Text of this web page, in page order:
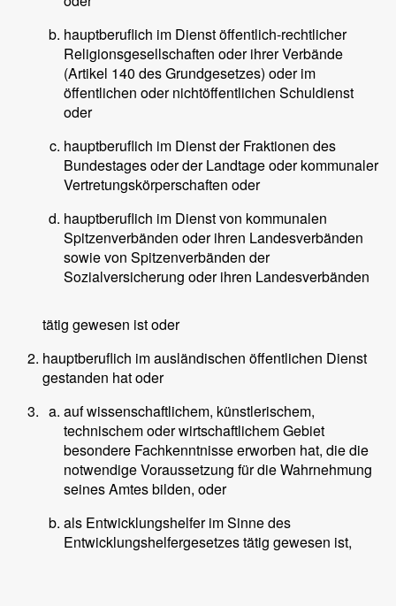
hauptberuflich im Dienst öffentlich-rechtlicher
Religionsgesellschaften oder ihrer Verbände
(Artikel 140 des Grundgesetzes) oder im
öffentlichen oder nichtöffentlichen Schuldienst
oder
hauptberuflich im Dienst der Fraktionen des
Bundestages oder der Landtage oder kommunaler
Vertretungskörperschaften oder
hauptberuflich im Dienst von kommunalen
Spitzenverbänden oder ihren Landesverbänden
sowie von Spitzenverbänden der
Sozialversicherung oder ihren Landesverbänden
tätig gewesen ist oder
hauptberuflich im ausländischen öffentlichen Dienst
gestanden hat oder
auf wissenschaftlichem, künstlerischem,
technischem oder wirtschaftlichem Gebiet
besondere Fachkenntnisse erworben hat, die die
notwendige Voraussetzung für die Wahrnehmung
seines Amtes bilden, oder
als Entwicklungshelfer im Sinne des
Entwicklungshelfergesetzes tätig gewesen ist,